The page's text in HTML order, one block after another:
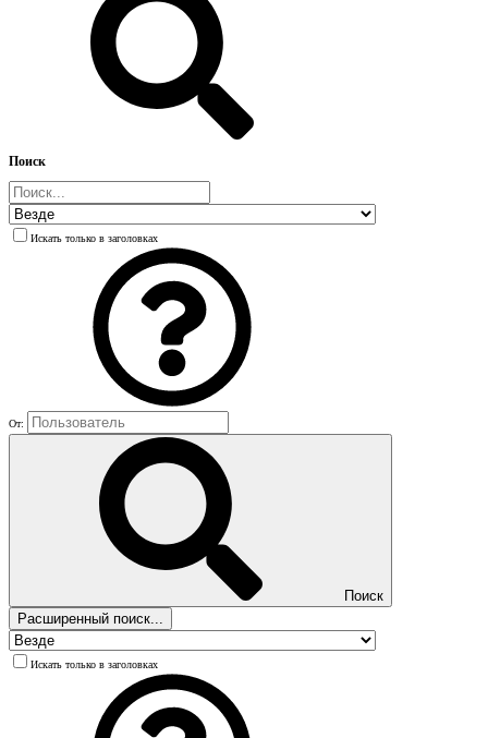
Поиск
Искать только в заголовках
От:
Поиск
Расширенный поиск...
Искать только в заголовках